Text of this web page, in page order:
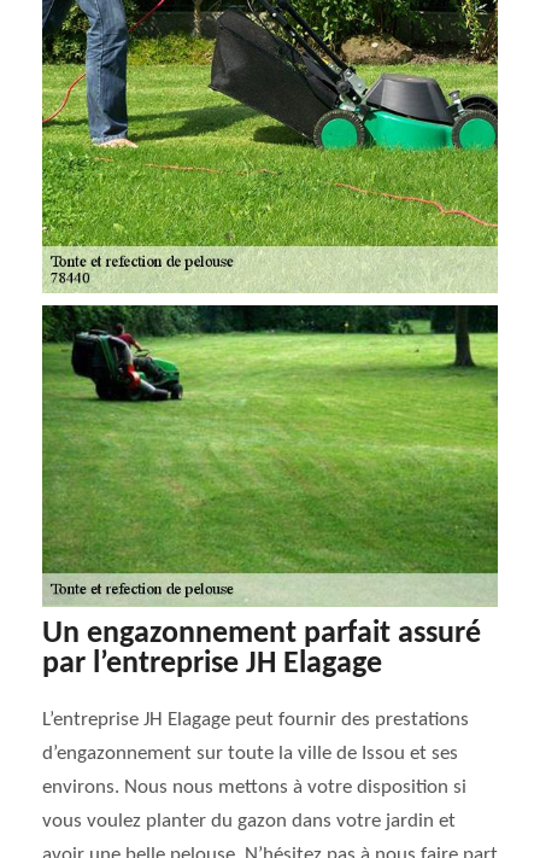
Un engazonnement parfait assuré
par l’entreprise JH Elagage
L’entreprise JH Elagage peut fournir des prestations
d’engazonnement sur toute la ville de Issou et ses
environs. Nous nous mettons à votre disposition si
vous voulez planter du gazon dans votre jardin et